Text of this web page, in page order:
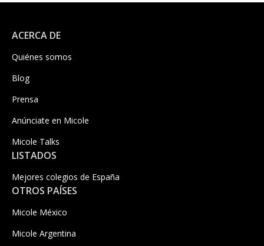
ACERCA DE
Quiénes somos
Blog
Prensa
Anúnciate en Micole
Micole Talks
LISTADOS
Mejores colegios de España
OTROS PAÍSES
Micole México
Micole Argentina